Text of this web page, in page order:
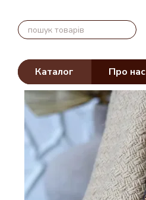
Каталог Про нас